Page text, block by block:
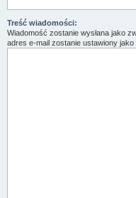
Treść wiadomości:
Wiadomość zostanie wysłana jako
adres e-mail zostanie ustawiony